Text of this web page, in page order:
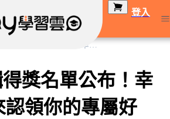
登入
🎉 JIN專輯得獎名單公布！幸運阿米快來認領你的專屬好禮！ 💿✨
獎名單公布！幸
認領你的專屬好